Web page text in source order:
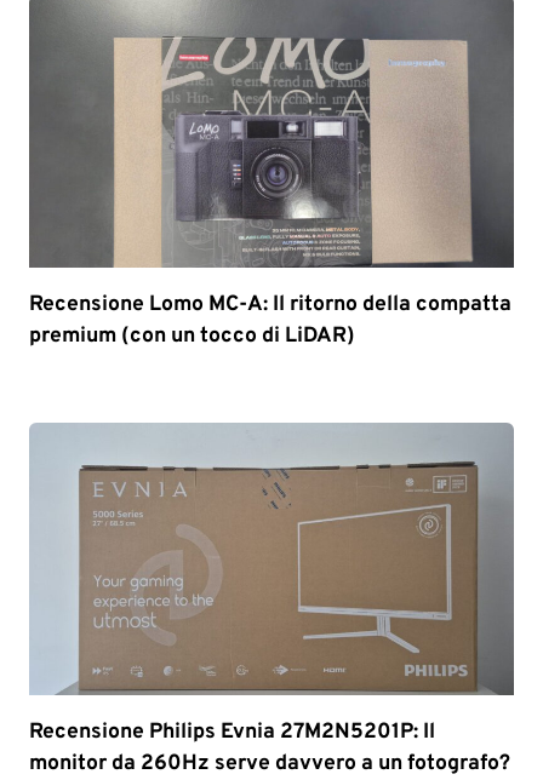
Recensione Lomo MC-A: Il ritorno della compatta
premium (con un tocco di LiDAR)
Recensione Philips Evnia 27M2N5201P: Il
monitor da 260Hz serve davvero a un fotografo?